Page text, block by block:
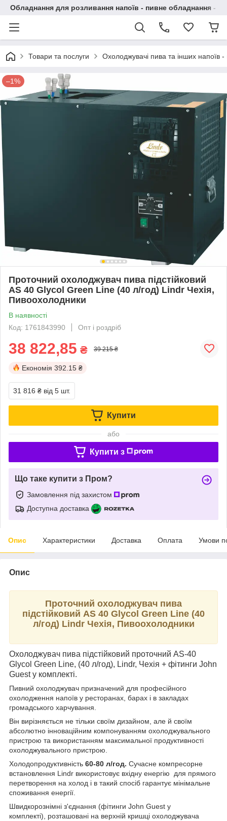
Обладнання для розливання напоїв - пивне обладнання - в
Товари та послуги Охолоджувачі пива та інших напоїв -
–1%
Проточний охолоджувач пива підстійковий
AS 40 Glycol Green Line (40 л/год) Lindr Чехія,
Пивоохолодники
В наявності
Код: 1761843990
Опт і роздріб
38 822,85 ₴ 39 215 ₴
Економія 392.15 ₴
31 816 ₴ від 5 шт.
Купити
або
Купити з
Що таке купити з Пром?
Замовлення під захистом
Доступна доставка
Опис Характеристики Доставка Оплата Умови
Опис
Проточний охолоджувач пива
підстійковий AS 40 Glycol Green Line (40
л/год) Lindr Чехія, Пивоохолодники
Охолоджувач пива підстійковий проточний AS-40
Glycol Green Line, (40 л/год), Lindr, Чехія + фітинги John
Guest у комплекті.
Пивний охолоджувач призначений для професійного
охолодження напоїв у ресторанах, барах і в закладах
громадського харчування.
Він вирізняється не тільки своїм дизайном, але й своїм
абсолютно інноваційним компонуванням охолоджувального
пристрою та використанням максимальної продуктивності
охолоджувального пристрою.
Холодопродуктивність 60-80 л/год. Сучасне компресорне
встановлення Lindr використовує вхідну енергію для прямого
перетворення на холод і в такий спосіб гарантує мінімальне
споживання енергії.
Швидкорознімні з'єднання (фітинги John Guest у
комплекті), розташовані на верхній кришці охолоджувача